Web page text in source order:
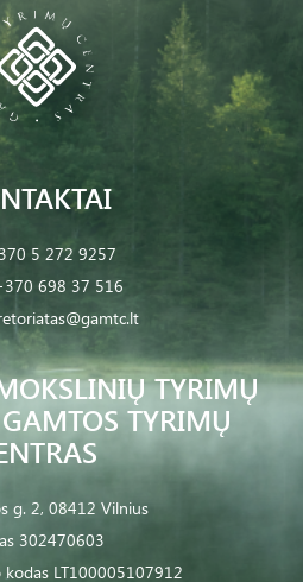
TYRIMŲ
TYRIMŲ
g. 2, 08412 Vilnius
302470603
LT100005107912
5 272 9257
698 37 516